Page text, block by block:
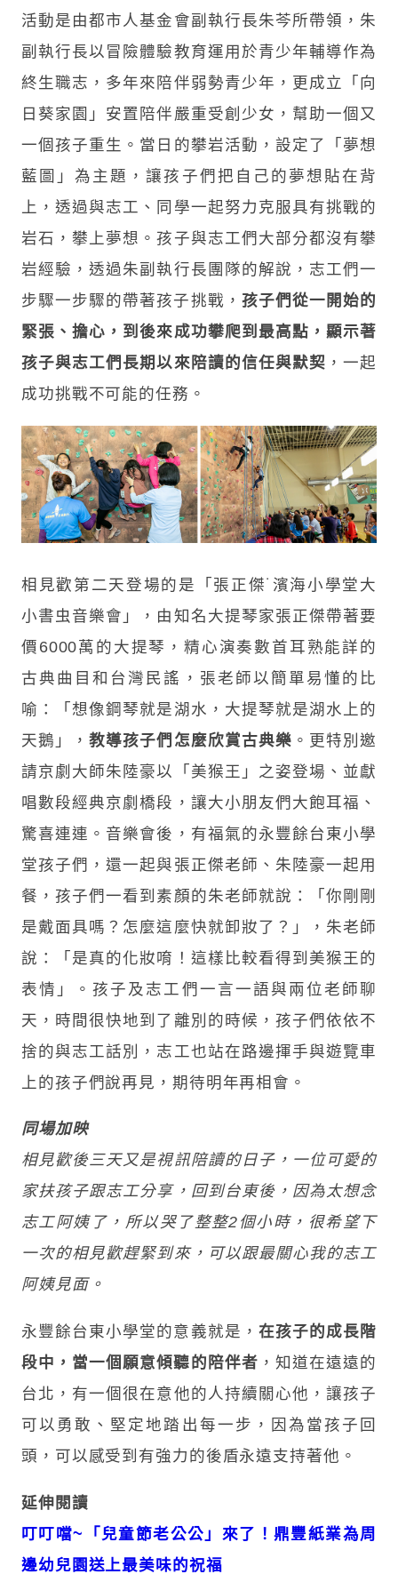
活動是由都市人基金會副執行長朱芩所帶領，朱
副執行長以冒險體驗教育運用於青少年輔導作為
終生職志，多年來陪伴弱勢青少年，更成立「向
日葵家園」安置陪伴嚴重受創少女，幫助一個又
一個孩子重生。當日的攀岩活動，設定了「夢想
藍圖」為主題，讓孩子們把自己的夢想貼在背
上，透過與志工、同學一起努力克服具有挑戰的
岩石，攀上夢想。孩子與志工們大部分都沒有攀
岩經驗，透過朱副執行長團隊的解說，志工們一
步驟一步驟的帶著孩子挑戰， 孩子們從一開始的
緊張、擔心，到後來成功攀爬到最高點，顯示著
孩子與志工們長期以來陪讀的信任與默契 ，一起
成功挑戰不可能的任務。
相見歡第二天登場的是「張正傑˙濱海小學堂大
小書虫音樂會」，由知名大提琴家張正傑帶著要
價6000萬的大提琴，精心演奏數首耳熟能詳的
古典曲目和台灣民謠，張老師以簡單易懂的比
喻：「想像鋼琴就是湖水，大提琴就是湖水上的
天鵝」，教導孩子們怎麼欣賞古典樂 。更特別邀
請京劇大師朱陸豪以「美猴王」之姿登場、並獻
唱數段經典京劇橋段，讓大小朋友們大飽耳福、
驚喜連連。音樂會後，有福氣的永豐餘台東小學
堂孩子們，還一起與張正傑老師、朱陸豪一起用
餐，孩子們一看到素顏的朱老師就說：「你剛剛
是戴面具嗎？怎麼這麼快就卸妝了？」，朱老師
說：「是真的化妝唷！這樣比較看得到美猴王的
表情」。孩子及志工們一言一語與兩位老師聊
天，時間很快地到了離別的時候，孩子們依依不
捨的與志工話別，志工也站在路邊揮手與遊覽車
上的孩子們說再見，期待明年再相會。
同場加映
相見歡後三天又是視訊陪讀的日子，一位可愛的
家扶孩子跟志工分享，回到台東後，因為太想念
志工阿姨了，所以哭了整整2個小時，很希望下
一次的相見歡趕緊到來，可以跟最關心我的志工
阿姨見面。
永豐餘台東小學堂的意義就是， 在孩子的成長階
段中，當一個願意傾聽的陪伴者 ，知道在遠遠的
台北，有一個很在意他的人持續關心他，讓孩子
可以勇敢、堅定地踏出每一步，因為當孩子回
頭，可以感受到有強力的後盾永遠支持著他。
延伸閱讀
叮叮噹~「兒童節老公公」來了！鼎豐紙業為周
邊幼兒園送上最美味的祝福